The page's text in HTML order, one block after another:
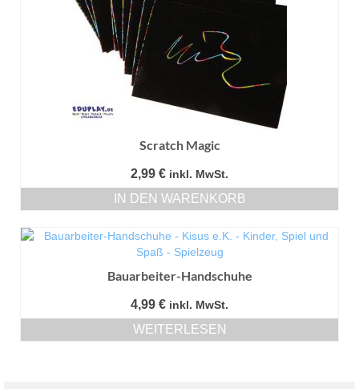
können
auf
der
Produktseite
werden
Scratch Magic
2,99 € inkl. MwSt.
IN DEN WARENKORB
Bauarbeiter-Handschuhe
4,99 € inkl. MwSt.
WEITERLESEN